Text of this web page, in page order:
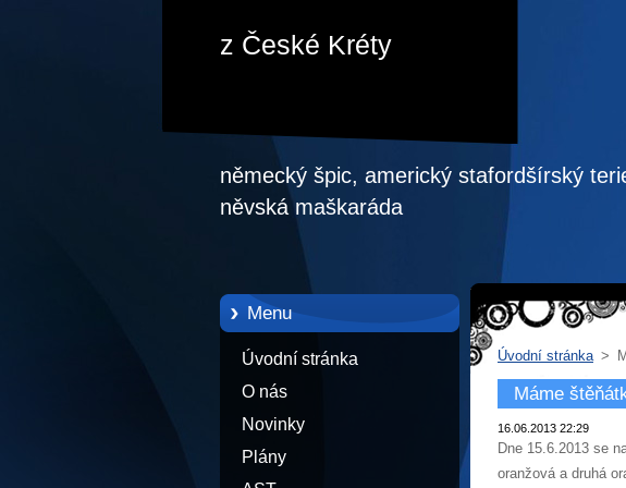
z České Kréty
německý špic, americký stafordšírský
něvská maškaráda
Menu
Úvodní stránka
O nás
Novinky
Plány
Úvodní stránka >
Máme
16.06.2013 22:29
Dne 15.6.2013 se
oranžová a druhá